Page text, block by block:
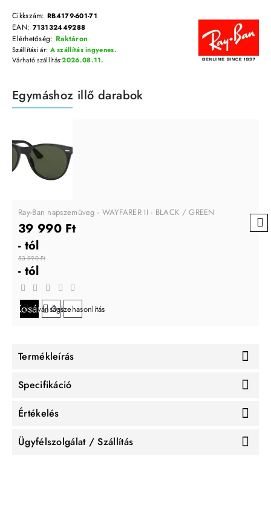
Cikkszám: RB4179-601-71
EAN: 713132449288
Elérhetőség: Raktáron
Várható szállítás:2026.08.11.
Szállítási ár: A szállítás ingyenes.
Egymáshoz illő darabok
Ray-Ban napszemüveg - WAYFARER II - BLACK / GREEN
39 990 Ft
- tól
53 990 Ft
- tól
Kosárba
Kívánságlistára
Összehasonlítás
Termékleírás
Specifikáció
Értékelés
Ügyfélszolgálat / Szállítás